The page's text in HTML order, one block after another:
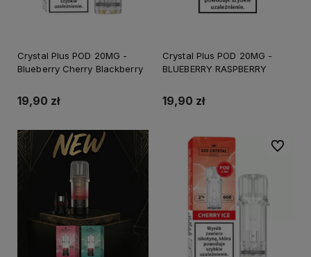
Crystal Plus POD 20MG -
Blueberry Cherry Blackberry
19,90 zł
Crystal Plus POD 20MG -
BLUEBERRY RASPBERRY
19,90 zł
Do